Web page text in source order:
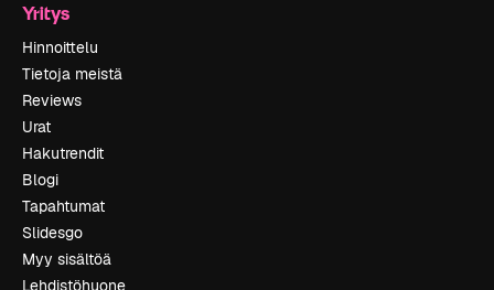
Yritys
Hinnoittelu
Tietoja meistä
Reviews
Urat
Hakutrendit
Blogi
Tapahtumat
Slidesgo
Myy sisältöä
Lehdistöhuone